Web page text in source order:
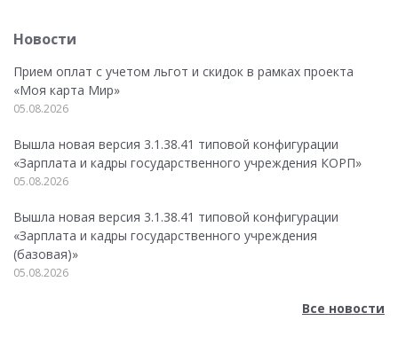
Новости
Прием оплат с учетом льгот и скидок в рамках проекта
«Моя карта Мир»
05.08.2026
Вышла новая версия 3.1.38.41 типовой конфигурации
«Зарплата и кадры государственного учреждения КОРП»
05.08.2026
Вышла новая версия 3.1.38.41 типовой конфигурации
«Зарплата и кадры государственного учреждения
(базовая)»
05.08.2026
Все новости